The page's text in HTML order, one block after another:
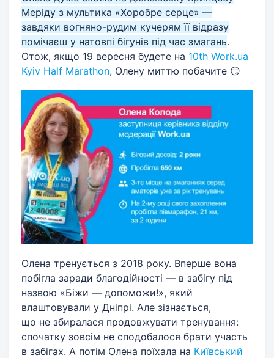
Меріду з мультика «Хоробре серце» —
завдяки вогняно-рудим кучерям її відразу
помічаєш у натовпі бігунів під час змагань.
Отож, якщо 19 вересня будете на 10th Work.ua
Kyiv Half Marathon, Олену миттю побачите 😏
Олена тренується з 2018 року. Вперше вона
побігла заради благодійності — в забігу під
назвою «Біжи — допоможи!», який
влаштовували у Дніпрі. Але зізнається,
що не збиралася продовжувати тренування:
спочатку зовсім не сподобалося брати участь
в забігах. А потім Олена поїхала на Київський